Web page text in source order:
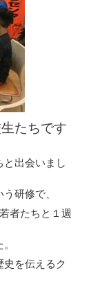
たちです
出会いまし
研修で、
者たちと１週
史を伝えるク